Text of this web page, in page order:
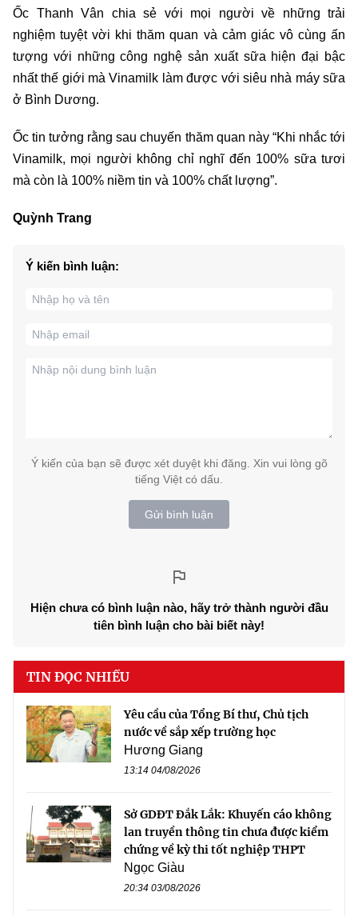
Ốc Thanh Vân chia sẻ với mọi người về những trải
nghiệm tuyệt vời khi thăm quan và cảm giác vô cùng ấn
tượng với những công nghệ sản xuất sữa hiện đại bậc
nhất thế giới mà Vinamilk làm được với siêu nhà máy sữa
ở Bình Dương.
Ốc tin tưởng rằng sau chuyến thăm quan này “Khi nhắc tới
Vinamilk, mọi người không chỉ nghĩ đến 100% sữa tươi
mà còn là 100% niềm tin và 100% chất lượng”.
Quỳnh Trang
Ý kiến bình luận:
Ý kiến của bạn sẽ được xét duyệt khi đăng. Xin vui lòng gõ
tiếng Việt có dấu.
Gửi bình luận
Hiện chưa có bình luận nào, hãy trở thành người đầu
tiên bình luận cho bài biết này!
TIN ĐỌC NHIỀU
Yêu cầu của Tổng Bí thư, Chủ tịch
nước về sắp xếp trường học
Hương Giang
13:14 04/08/2026
Sở GDĐT Đắk Lắk: Khuyến cáo không
lan truyền thông tin chưa được kiểm
chứng về kỳ thi tốt nghiệp THPT
Ngọc Giàu
20:34 03/08/2026